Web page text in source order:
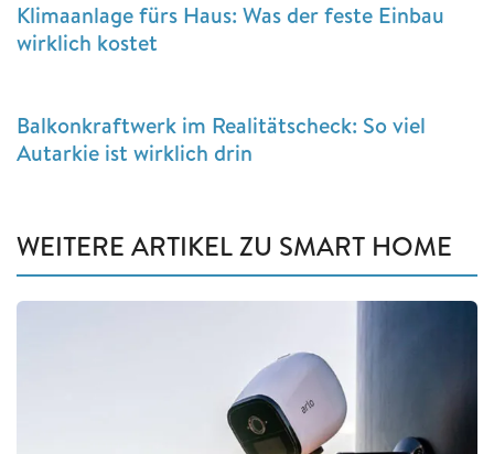
Klimaanlage fürs Haus: Was der feste Einbau
wirklich kostet
Balkonkraftwerk im Realitätscheck: So viel
Autarkie ist wirklich drin
WEITERE ARTIKEL ZU SMART HOME